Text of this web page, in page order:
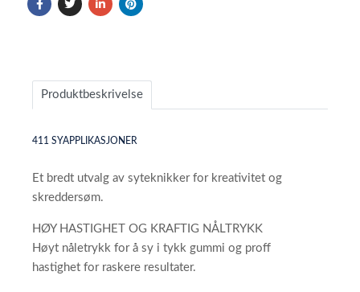
Produktbeskrivelse
411 SYAPPLIKASJONER
Et bredt utvalg av syteknikker for kreativitet og
skreddersøm.
HØY HASTIGHET OG KRAFTIG NÅLTRYKK
Høyt nåletrykk for å sy i tykk gummi og proff
hastighet for raskere resultater.